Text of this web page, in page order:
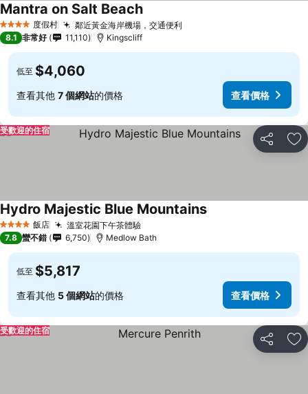
4 星級 度假村 鄰近黃金海岸機場，交通便利
Mantra on Salt Beach
8.1 非常好 11,110 Kingscliff
低至 $4,060
查看其他 7 個網站的價格 查看價格
分享 加
受歡迎的住宿
4 星級 飯店 溫室花園下午茶體驗
Hydro Majestic Blue Mountains
7.8 蠻不錯 6,750 Medlow Bath
低至 $5,817
查看其他 5 個網站的價格 查看價格
分享 加
受歡迎的住宿